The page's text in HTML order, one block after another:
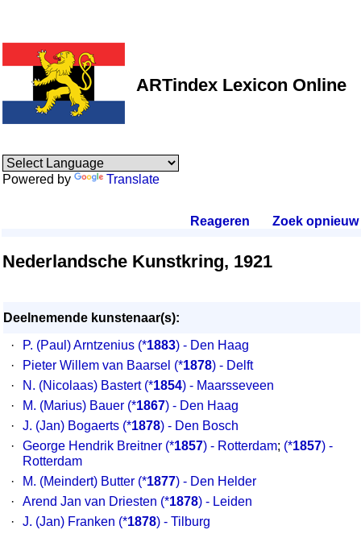
ARTindex Lexicon Online
Powered by Translate
Reageren Zoek opnieuw.
Nederlandsche Kunstkring, 1921
Deelnemende kunstenaar(s):
·
P. (Paul) Arntzenius (*1883) - Den Haag
·
Pieter Willem van Baarsel (*1878) - Delft
·
N. (Nicolaas) Bastert (*1854) - Maarsseveen
·
M. (Marius) Bauer (*1867) - Den Haag
·
J. (Jan) Bogaerts (*1878) - Den Bosch
·
George Hendrik Breitner (*1857) - Rotterdam; (*1857) -
Rotterdam
·
M. (Meindert) Butter (*1877) - Den Helder
·
Arend Jan van Driesten (*1878) - Leiden
·
J. (Jan) Franken (*1878) - Tilburg